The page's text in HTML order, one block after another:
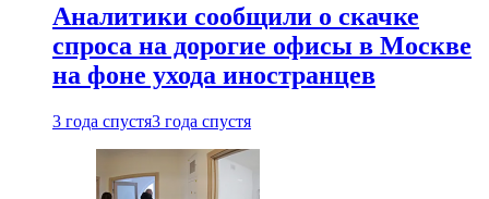
Аналитики сообщили о скачке
спроса на дорогие офисы в Москве
на фоне ухода иностранцев
3 года спустя3 года спустя